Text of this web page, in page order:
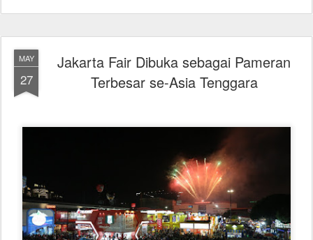
MAY
27
Jakarta Fair Dibuka sebagai Pameran
Terbesar se-Asia Tenggara